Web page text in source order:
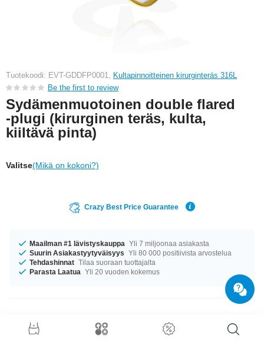
Tuotekoodi: EVT-GDDFP0001, Kultapinnoitteinen kirurginteräs 316L
Be the first to review
Sydämenmuotoinen double flared
-plugi (kirurginen teräs, kulta,
kiiltävä pinta)
Valitse(Mikä on kokoni?)
Crazy Best Price Guarantee
Maailman #1 lävistyskauppa Yli 7 miljoonaa asiakasta
Suurin Asiakastyytyväisyys Yli 80 000 positiivista arvostelua
Tehdashinnat Tilaa suoraan tuottajalta
Parasta Laatua Yli 20 vuoden kokemus
Tuotetiedot